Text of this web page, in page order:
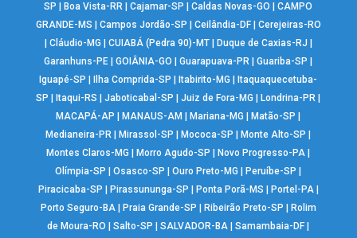
SP
Boa Vista-RR |Cajamar-SP |Caldas Novas-GO |CAMPO
GRANDE-MS
Campos Jordão-SP Ceilândia-DF| Cerejeiras-RO
Cláudio-MG CUIABÁ (Pedra 90)-MT| Duque de Caxias-RJ
Garanhuns-PE |GOIÂNIA-GO |Guarapuava-PR |Guariba-SP
Iguapé-SP
Ilha Comprida-SP Itabirito-MG
Itaquaquecetuba-
SP
Itaqui-RS |Jaboticabal-SP |Juiz de Fora-MG Londrina-PR
MACAPÁ-AP
MANAUS-AM Mariana-MG Matão-SP
Medianeira-PR
Mirassol-SP Mococa-SP Monte Alto-SP
Montes Claros-MG
Morro Agudo-SP Novo Progresso-PA
Olímpia-SP
|Osasco-SP |Ouro Preto-MG Peruíbe-SP
Piracicaba-SP
Pirassununga-SP Ponta Porã-MS Portel-PA|
Porto Seguro-BA| Praia Grande-SP Ribeirão Preto-SP
Rolim
de Moura-RO
|Salto-SP |SALVADOR-BA |Samambaia-DF